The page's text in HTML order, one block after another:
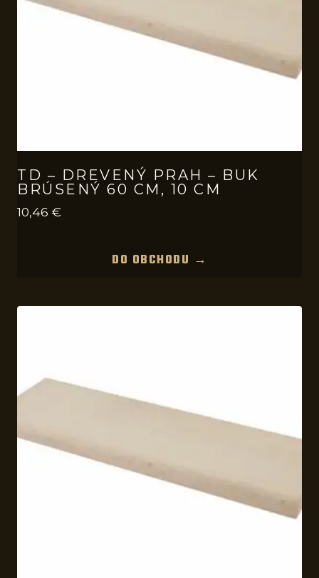
TD – DREVENÝ PRAH – BUK
BRÚSENÝ 60 CM, 10 CM
10,46 €
DO OBCHODU →